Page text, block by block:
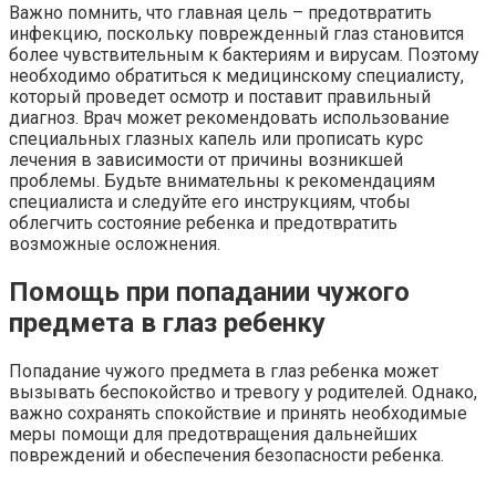
Важно помнить, что главная цель – предотвратить
инфекцию, поскольку поврежденный глаз становится
более чувствительным к бактериям и вирусам. Поэтому
необходимо обратиться к медицинскому специалисту,
который проведет осмотр и поставит правильный
диагноз. Врач может рекомендовать использование
специальных глазных капель или прописать курс
лечения в зависимости от причины возникшей
проблемы. Будьте внимательны к рекомендациям
специалиста и следуйте его инструкциям, чтобы
облегчить состояние ребенка и предотвратить
возможные осложнения.
Помощь при попадании чужого
предмета в глаз ребенку
Попадание чужого предмета в глаз ребенка может
вызывать беспокойство и тревогу у родителей. Однако,
важно сохранять спокойствие и принять необходимые
меры помощи для предотвращения дальнейших
повреждений и обеспечения безопасности ребенка.